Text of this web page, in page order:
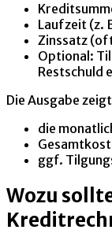
Laufzeit (z.
Zinssatz
Optional:
Restschuld
Die Ausgabe
die
ggf.
Wozu